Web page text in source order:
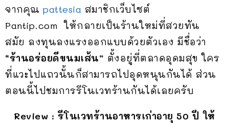
จากคุณ pattesia สมาชิกเว็บไซต์
Pantip.com ให้กลายเป็นร้านใหม่ที่สวยทัน
สมัย ลงทุนลงแรงออกแบบด้วยตัวเอง มีชื่อว่า
“ร้านอร่อยดีขนมเส้น” ตั้งอยู่ที่ตลาดอุดมสุข ใคร
ที่แวะไปแถวนั้นก็สามารถไปอุดหนุนกันได้ ส่วน
ตอนนี้ไปชมการรีโนเวทร้านกันได้เลยครับ
Review : รีโนเวทร้านอาหารเก่าอายุ 50 ปี ให้